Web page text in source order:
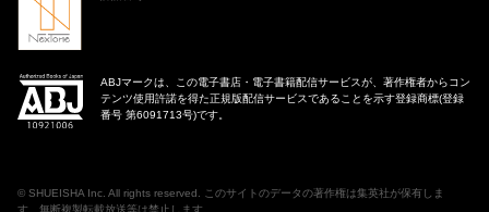
ABJマークは、この電子書店・電子書籍配信サービスが、著作権者からコン
テンツ使用許諾を得た正規版配信サービスであることを示す登録商標(登録
番号 第6091713号)です。
© SHUEISHA Inc . All rights reserved. このサイトのデータの著作権は集英社が保有しま
す。無断複製転載放送等は禁止します。